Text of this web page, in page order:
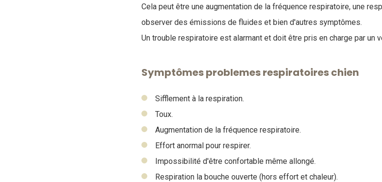
Cela peut être une augmentation de la fréquence respiratoire, une
observer des émissions de fluides et bien d'autres symptômes.
Un trouble respiratoire est alarmant et doit être pris en charge par un
Symptômes problemes respiratoires chien
Sifflement à la respiration.
Toux.
Augmentation de la fréquence respiratoire.
Effort anormal pour respirer.
Impossibilité d'être confortable même allongé.
Respiration la bouche ouverte (hors effort et chaleur).